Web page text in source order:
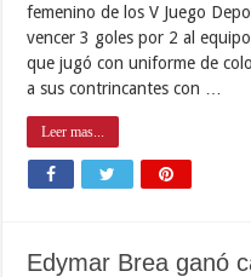
femenino de los V Juego
vencer 3 goles por 2 al
que jugó con uniforme de
a sus contrincantes con …
Leer mas...
Edymar Brea ganó